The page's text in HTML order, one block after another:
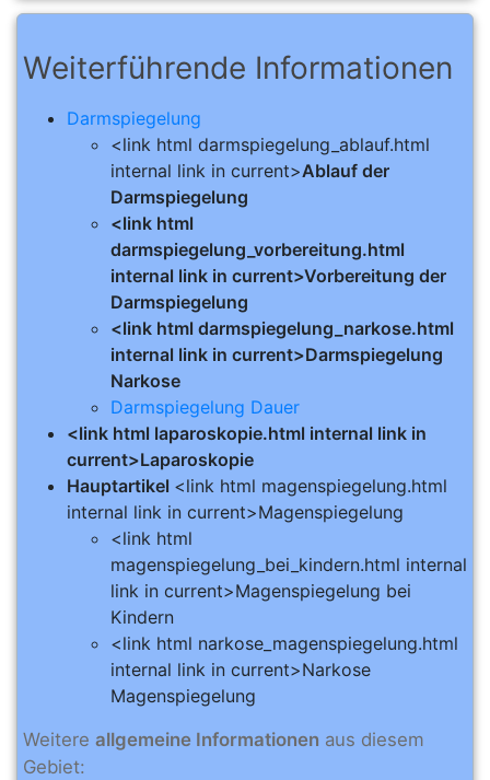
Weiterführende Informationen
Darmspiegelung
<link html darmspiegelung_ablauf.html
internal link in current>Ablauf der
Darmspiegelung
<link html
darmspiegelung_vorbereitung.html
internal link in current>Vorbereitung der
Darmspiegelung
<link html darmspiegelung_narkose.html
internal link in current>Darmspiegelung
Narkose
Darmspiegelung Dauer
<link html laparoskopie.html internal link in
current>Laparoskopie
Hauptartikel <link html magenspiegelung.html
internal link in current>Magenspiegelung
<link html
magenspiegelung_bei_kindern.html internal
link in current>Magenspiegelung bei
Kindern
<link html narkose_magenspiegelung.html
internal link in current>Narkose
Magenspiegelung
Weitere allgemeine Informationen aus diesem
Gebiet: